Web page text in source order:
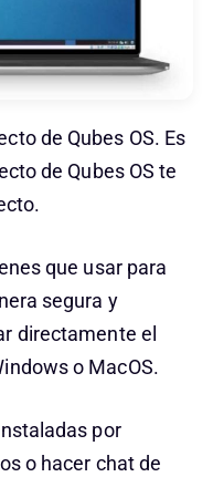
de Qubes OS. Es
de Qubes OS te
que usar para
segura y
directamente el
o MacOS.
por
o hacer chat de